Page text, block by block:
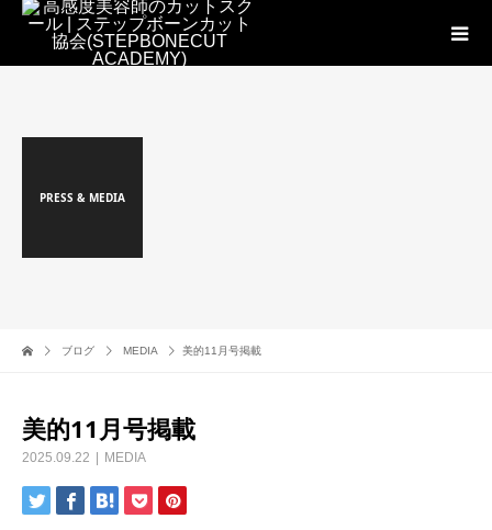
PRESS & MEDIA
ブログ MEDIA 美的11月号掲載
美的11月号掲載
2025.09.22 MEDIA